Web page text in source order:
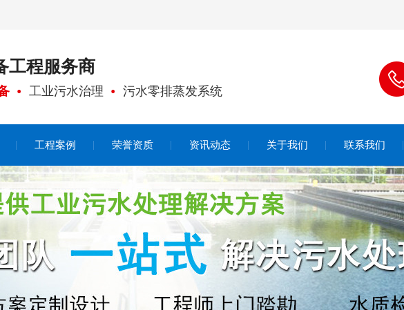
工程服务商
工业污水治理 污水零排蒸发系统
工程案例 荣誉资质 资讯动态 关于我们 联系我们